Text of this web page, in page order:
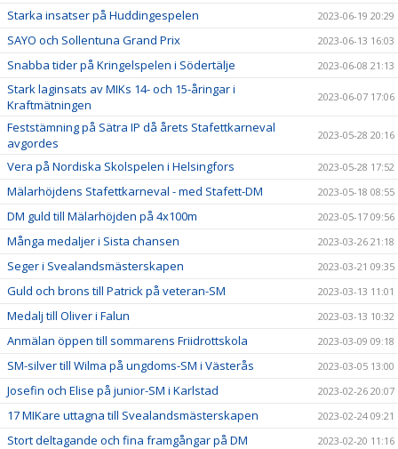
Starka insatser på Huddingespelen 2023-06-19 20:29
SAYO och Sollentuna Grand Prix 2023-06-13 16:03
Snabba tider på Kringelspelen i Södertälje 2023-06-08 21:13
Stark laginsats av MIKs 14- och 15-åringar i
Kraftmätningen
2023-06-07 17:06
Feststämning på Sätra IP då årets Stafettkarneval
avgordes
2023-05-28 20:16
Vera på Nordiska Skolspelen i Helsingfors 2023-05-28 17:52
Mälarhöjdens Stafettkarneval - med Stafett-DM 2023-05-18 08:55
DM guld till Mälarhöjden på 4x100m 2023-05-17 09:56
Många medaljer i Sista chansen 2023-03-26 21:18
Seger i Svealandsmästerskapen 2023-03-21 09:35
Guld och brons till Patrick på veteran-SM 2023-03-13 11:01
Medalj till Oliver i Falun 2023-03-13 10:32
Anmälan öppen till sommarens Friidrottskola 2023-03-09 09:18
SM-silver till Wilma på ungdoms-SM i Västerås 2023-03-05 13:00
Josefin och Elise på junior-SM i Karlstad 2023-02-26 20:07
17 MIKare uttagna till Svealandsmästerskapen 2023-02-24 09:21
Stort deltagande och fina framgångar på DM 2023-02-20 11:16